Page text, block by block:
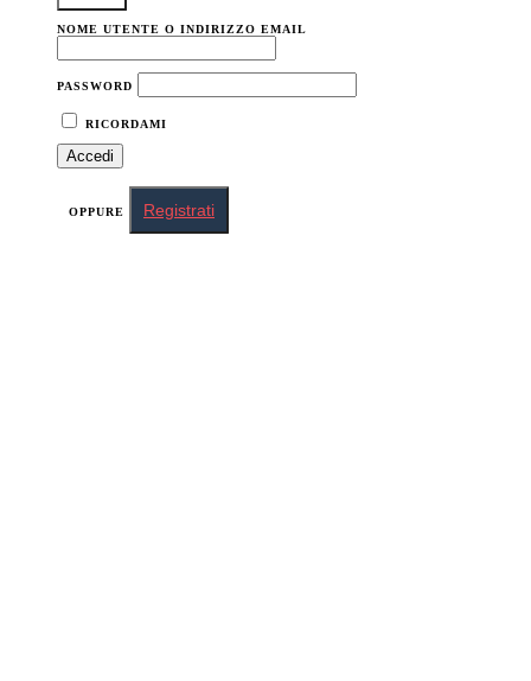
NOME UTENTE O INDIRIZZO EMAIL
PASSWORD
RICORDAMI
OPPURE Registrati